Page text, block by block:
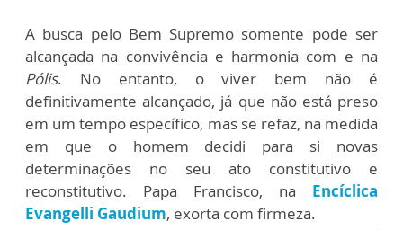
A busca pelo Bem Supremo somente pode ser
alcançada na convivência e harmonia com e na
Pólis. No entanto, o viver bem não é
definitivamente alcançado, já que não está preso
em um tempo específico, mas se refaz, na medida
em que o homem decidi para si novas
determinações no seu ato constitutivo e
reconstitutivo. Papa Francisco, na Encíclica
Evangelli Gaudium, exorta com firmeza.